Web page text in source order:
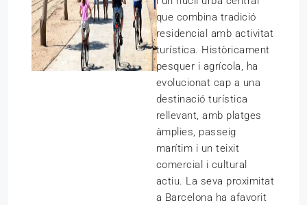
que combina tradició
residencial amb activitat
turística. Històricament
pesquer i agrícola, ha
evolucionat cap a una
destinació turística
rellevant, amb platges
àmplies, passeig
marítim i un teixit
comercial i cultural
actiu. La seva proximitat
a Barcelona ha afavorit